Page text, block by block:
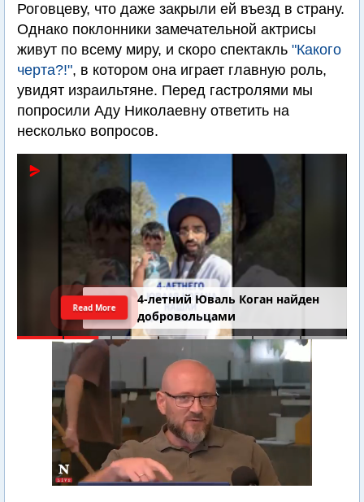
Роговцеву, что даже закрыли ей въезд в страну.
Однако поклонники замечательной актрисы
живут по всему миру, и скоро спектакль "Какого
черта?!", в котором она играет главную роль,
увидят израильтяне. Перед гастролями мы
попросили Аду Николаевну ответить на
несколько вопросов.
4-летний Юваль Коган найден
добровольцами
Read More